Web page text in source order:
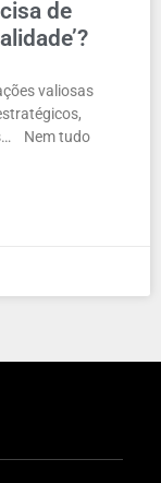
de
valiosas
Nem tudo